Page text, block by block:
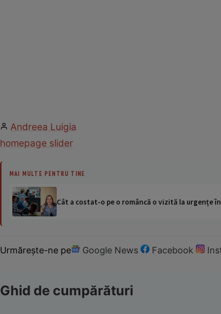
Andreea Luigia
homepage slider
MAI MULTE PENTRU TINE
Cât a costat-o pe o româncă o vizită la urgențe
Urmărește-ne pe Google News Facebook
Ghid de cumpărături